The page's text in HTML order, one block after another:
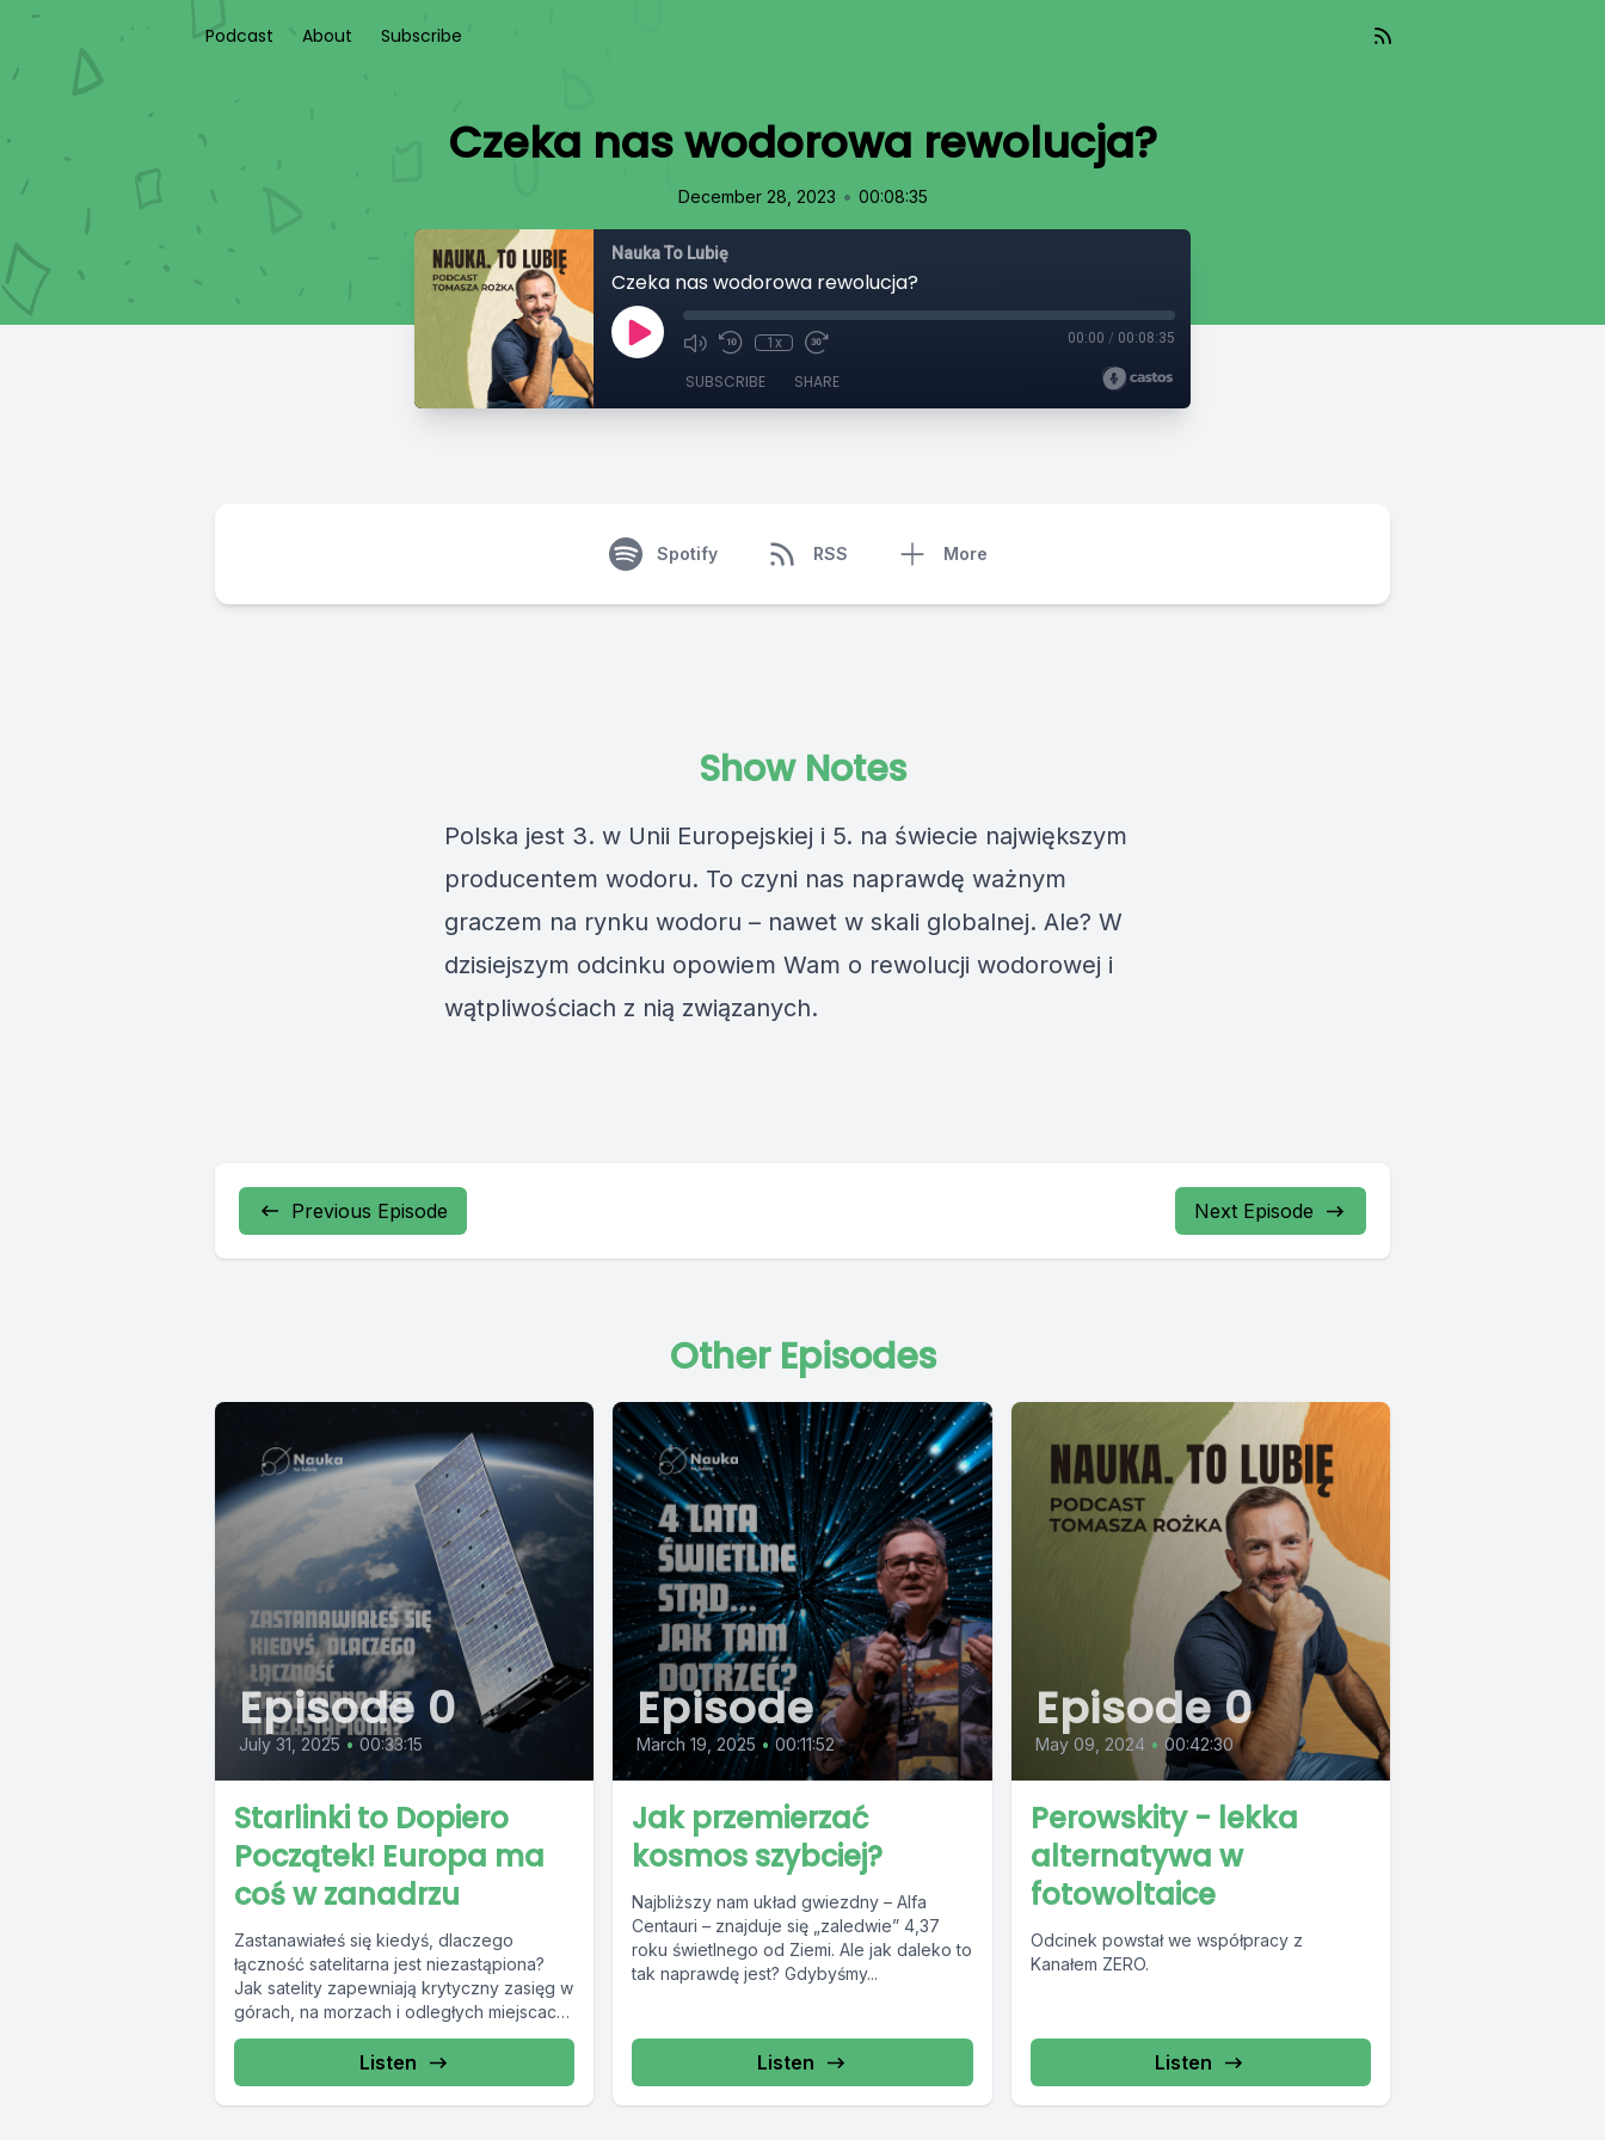
Podcast About Subscribe
Czeka nas wodorowa rewolucja?
December 28, 2023 • 00:08:35
Nauka To Lubię
Czeka nas wodorowa rewolucja?
1x 00:00 / 00:08:35
SUBSCRIBE SHARE
Spotify RSS More
Show Notes
Polska jest 3. w Unii Europejskiej i 5. na świecie największym
producentem wodoru. To czyni nas naprawdę ważnym
graczem na rynku wodoru – nawet w skali globalnej. Ale? W
dzisiejszym odcinku opowiem Wam o rewolucji wodorowej i
wątpliwościach z nią związanych.
Previous Episode Next Episode
Other Episodes
Episode 0
July 31, 2025 • 00:33:15
Starlinki to Dopiero
Początek! Europa ma
coś w zanadrzu
Zastanawiałeś się kiedyś, dlaczego
łączność satelitarna jest niezastąpiona?
Jak satelity zapewniają krytyczny zasięg w
górach, na morzach i odległych miejscach,
gdzie brak łączności to...
Listen
Episode
March 19, 2025 • 00:11:52
Jak przemierzać
kosmos szybciej?
Najbliższy nam układ gwiezdny – Alfa
Centauri – znajduje się „zaledwie” 4,37
roku świetlnego od Ziemi. Ale jak daleko to
tak naprawdę jest? Gdybyśmy...
Listen
Episode 0
May 09, 2024 • 00:42:30
Perowskity - lekka
alternatywa w
fotowoltaice
Odcinek powstał we współpracy z
Kanałem ZERO.
Listen